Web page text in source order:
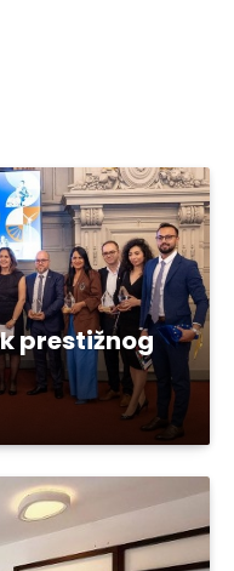
prestižnog